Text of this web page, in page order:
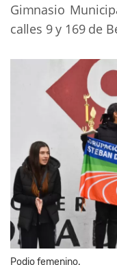
Gimnasio
calles 9 y 169 de
Podio femenino.